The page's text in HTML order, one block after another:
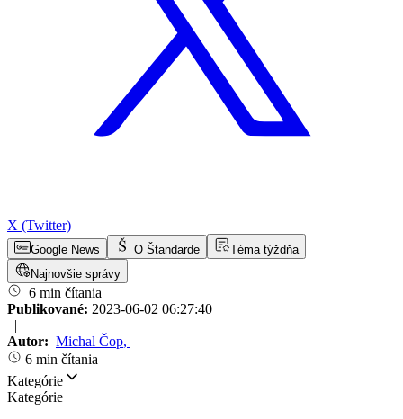
X (Twitter)
Google News O Štandarde
Téma týždňa
Najnovšie správy
6 min čítania
Publikované: 2023-06-02 06:27:40
|
Autor: Michal Čop,
6 min čítania
Kategórie
Kategórie